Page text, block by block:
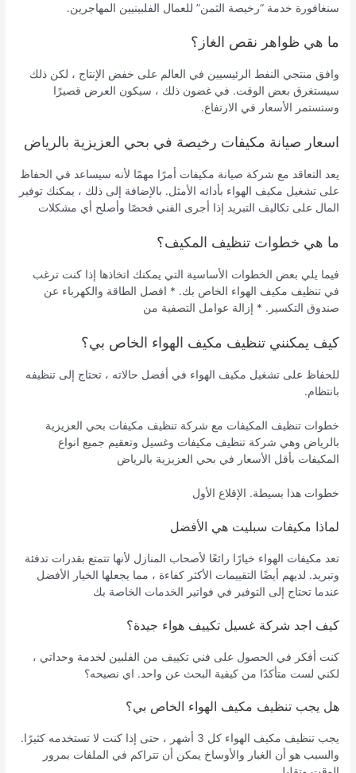
سنغافورة خدمة “رخيصة الثمن” للعمال الفلبينيين المهاجرين.
ما هي ظواهر نقص الغاز؟
وافق منتجي النفط الرئيسيين في العالم على خفض الإنتاج ، لكن ذلك
سيستغرق بعض الوقت. في غضون ذلك ، سيكون العرض قصيرًا
وستستمر الأسعار في الارتفاع.
اسعار صيانة مكيفات رخيصة في بحي العزيزية بالرياض
يعد التعاقد مع شركة صيانة مكيفات أمرًا مهمًا لأنه سيساعد في الحفاظ
على تشغيل مكيف الهواء بأدائه الأمثل. بالإضافة إلى ذلك ، يمكنك توفير
المال على تكاليف التبريد إذا أجرى الفني فحصًا وأصلح أي مشكلات
ما هي خطوات تنظيف المكيف؟
فيما يلي بعض الخطوات الأساسية التي يمكنك اتخاذها إذا كنت ترغب
في تنظيف مكيف الهواء الخاص بك. * افصل الطاقة والكهرباء عن
صندوق التكسير. * إزالة عوامل التصفية من
كيف يمكنني تنظيف مكيف الهواء الخاص بي؟
للحفاظ على تشغيل مكيف الهواء في أفضل حالاته ، تحتاج إلى تنظيفه
بانتظام.
خطوات تنظيف المكيفات مع شركة تنظيف مكيفات بحي العزيزية
بالرياض وهي شركة تنظيف مكيفات وغسيل وتعقيم جميع انواع
المكيفات بأقل الأسعار في بحي العزيزية بالرياض
خطوات هذا بسيطة. الإقلاع الأول
لماذا مكيفات سبليت هي الأفضل
تعد مكيفات الهواء خيارًا رائعًا لأصحاب المنازل لأنها تتمتع بقدرات تدفئة
وتبريد. لديهم أيضًا التقييمات الأكثر كفاءة ، مما يجعلها الخيار الأفضل
عندما تحتاج إلى التوفير في فواتير الخدمات الخاصة بك
كيف اجد شركة غسيل تكييف هواء جيدة؟
كنت أفكر في الحصول على فني تكييف من الفلبين لخدمة وحداتي ،
لكني لست متأكدًا من كيفية البحث عن واحد. اي نصيحه؟
هل يجب تنظيف مكيف الهواء الخاص بي؟
يجب تنظيف مكيف الهواء كل 3 أشهر ، حتى إذا كنت لا تستخدمه كثيرًا.
والسبب هو أن الغبار والأوساخ يمكن أن تتراكم في الملفات بمرور